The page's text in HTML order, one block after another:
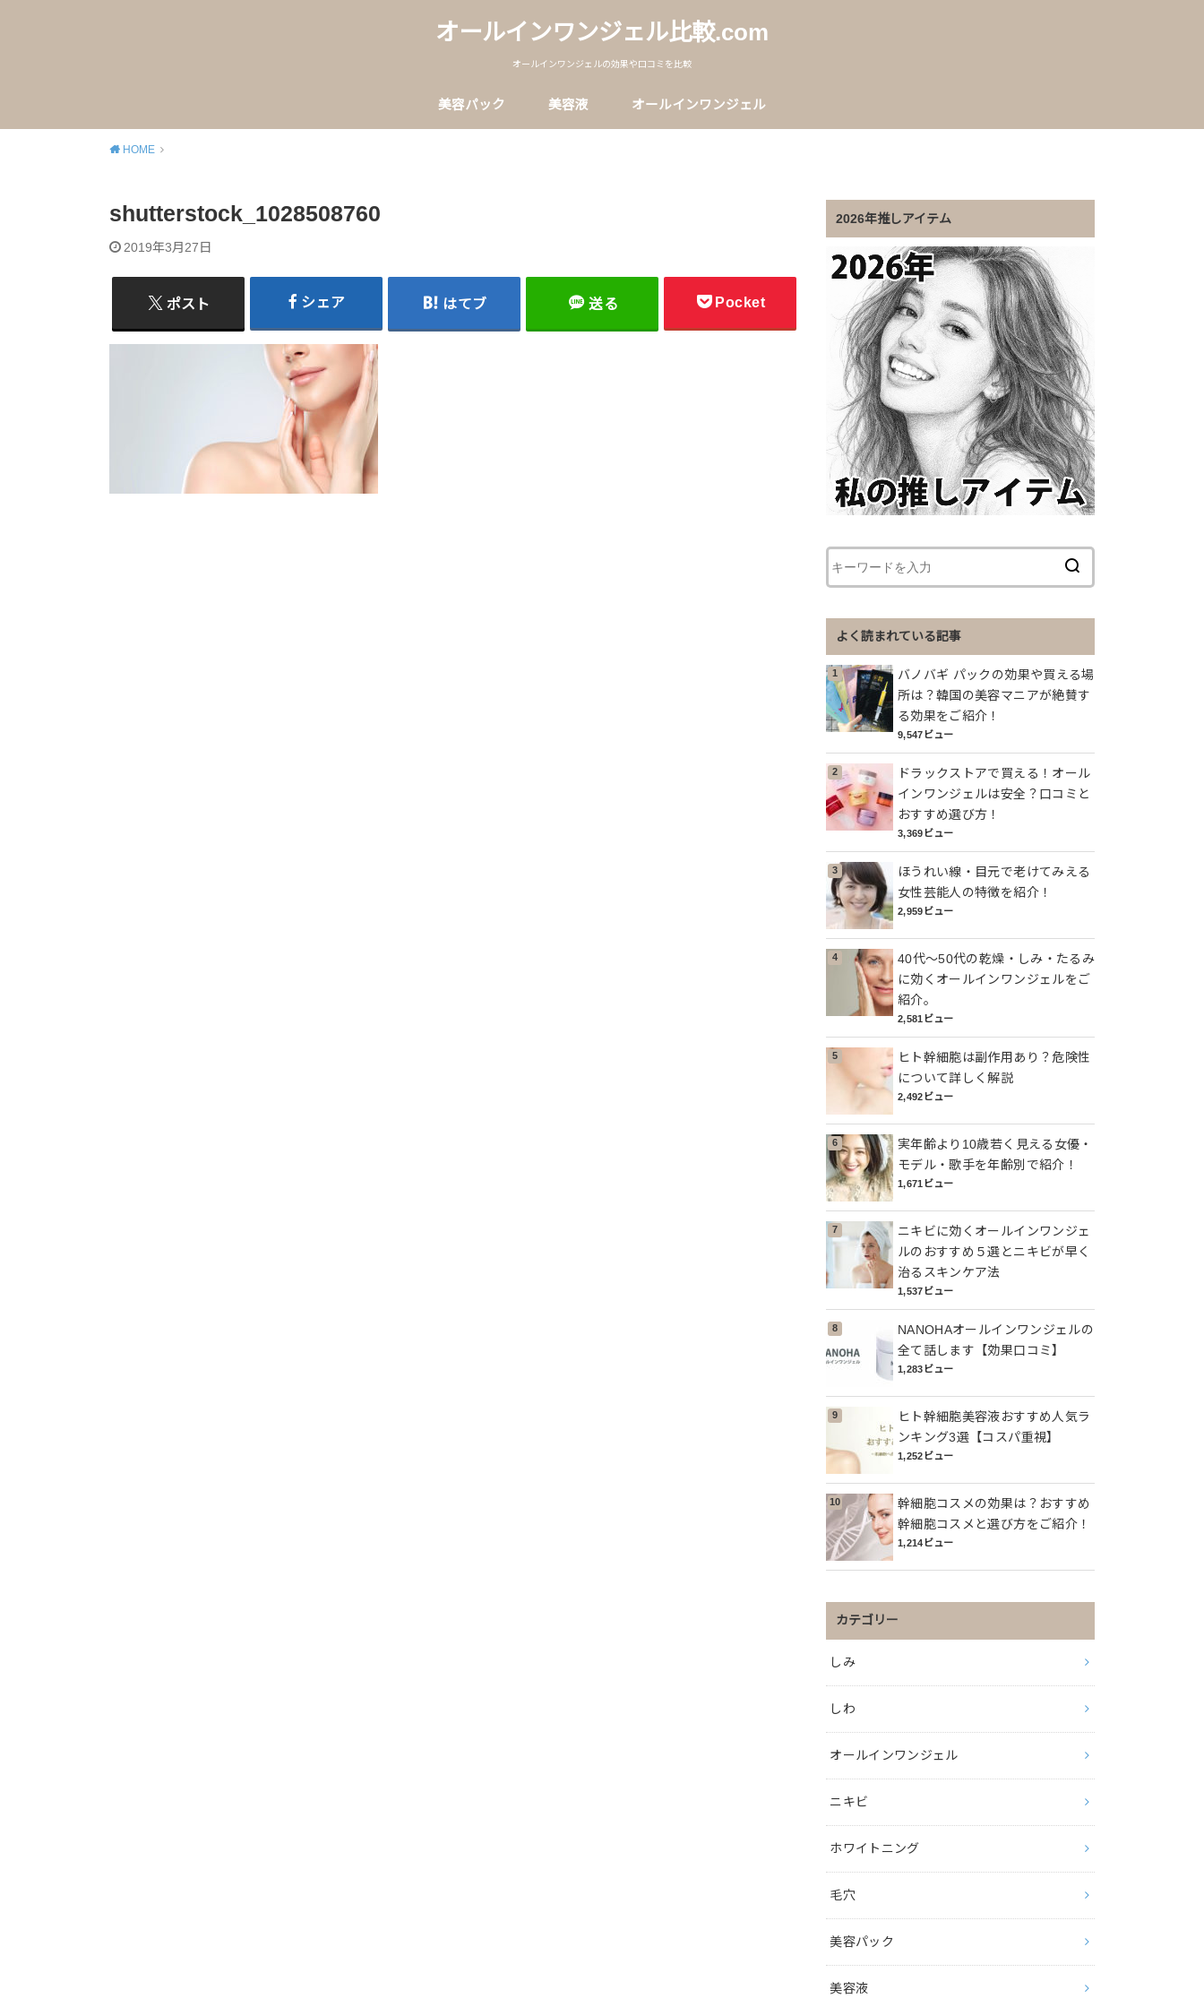
オールインワンジェル比較.com
オールインワンジェルの効果や口コミを比較
美容パック 美容液 オールインワンジェル
HOME
shutterstock_1028508760
2019年3月27日
ポスト シェア はてブ 送る Pocket
2026年推しアイテム
よく読まれている記事
バノバギ パックの効果や買える場
所は？韓国の美容マニアが絶賛す
る効果をご紹介！
9,547ビュー
ドラックストアで買える！オール
インワンジェルは安全？口コミと
おすすめ選び方！
3,369ビュー
ほうれい線・目元で老けてみえる
女性芸能人の特徴を紹介！
2,959ビュー
40代～50代の乾燥・しみ・たるみ
に効くオールインワンジェルをご
紹介。
2,581ビュー
ヒト幹細胞は副作用あり？危険性
について詳しく解説
2,492ビュー
実年齢より10歳若く見える女優・
モデル・歌手を年齢別で紹介！
1,671ビュー
ニキビに効くオールインワンジェ
ルのおすすめ５選とニキビが早く
治るスキンケア法
1,537ビュー
NANOHAオールインワンジェルの
全て話します【効果口コミ】
1,283ビュー
ヒト幹細胞美容液おすすめ人気ラ
ンキング3選【コスパ重視】
1,252ビュー
幹細胞コスメの効果は？おすすめ
幹細胞コスメと選び方をご紹介！
1,214ビュー
カテゴリー
しみ
しわ
オールインワンジェル
ニキビ
ホワイトニング
毛穴
美容パック
美容液